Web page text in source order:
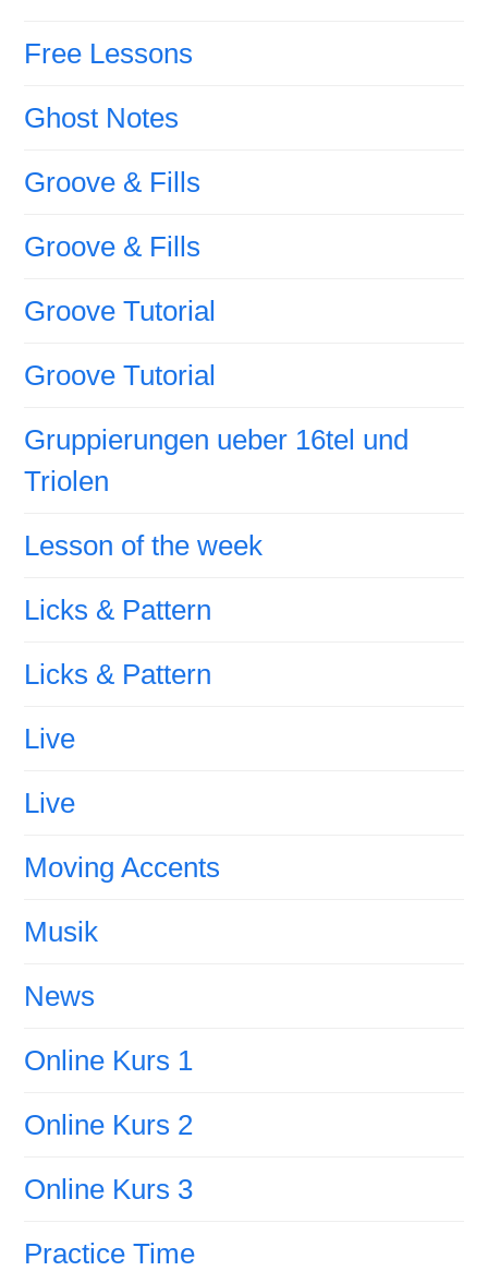
Free Lessons
Ghost Notes
Groove & Fills
Groove & Fills
Groove Tutorial
Groove Tutorial
Gruppierungen ueber 16tel und
Triolen
Lesson of the week
Licks & Pattern
Licks & Pattern
Live
Live
Moving Accents
Musik
News
Online Kurs 1
Online Kurs 2
Online Kurs 3
Practice Time